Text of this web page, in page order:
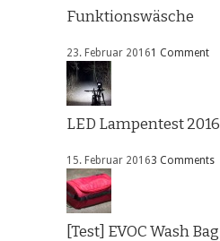
Funktionswäsche
23. Februar 20161 Comment
LED Lampentest 2016
15. Februar 20163 Comments
[Test] EVOC Wash Bag